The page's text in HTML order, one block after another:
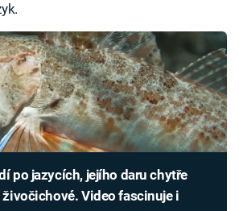
po jazycích, jejího daru chytře
Video fascinuje i